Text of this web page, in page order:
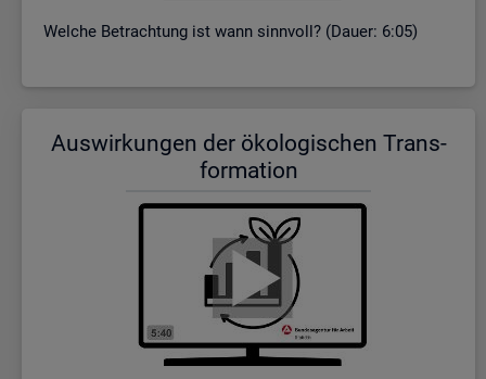
Wel­che Be­trach­tung ist wann sinn­voll? (Dauer: 6:05)
Aus­wir­kun­gen der öko­lo­gi­schen Trans­
for­ma­ti­on